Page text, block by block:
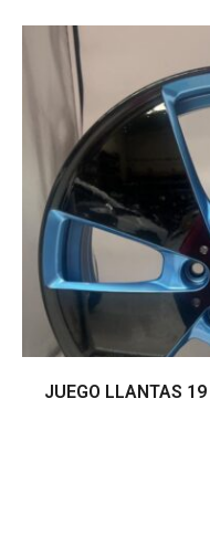
JUEGO LLANTAS